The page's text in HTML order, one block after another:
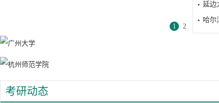
1 2
延边
哈尔
考研动态